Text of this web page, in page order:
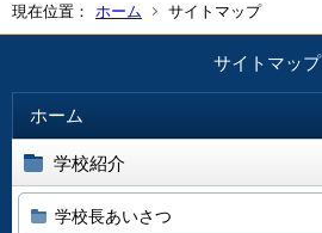
現在位置： ホーム サイトマップ
サイトマップ
ホーム
学校紹介
学校長あいさつ